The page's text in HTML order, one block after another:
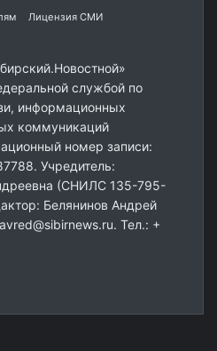
Лицензия СМИ
службой по
информационных
коммуникаций
номер записи:
Учредитель:
(СНИЛС 135-795-
Белянинов Андрей
Тел.: +